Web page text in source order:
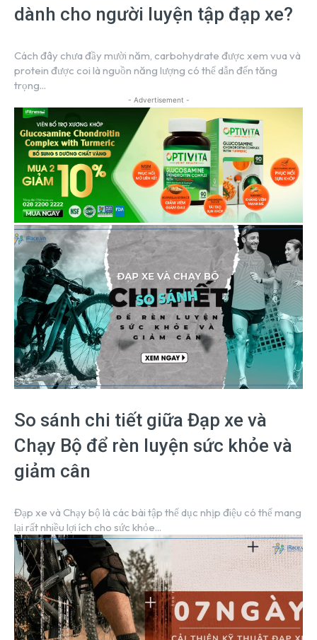
dành cho người luyện tập đạp xe?
Cách đây chưa đầy mười năm, carbohydrate được xem vua và
protein được coi là nguồn năng lượng có thể dẫn đến tăng
trọng...
- Advertisement -
So sánh chi tiết giữa Đạp xe và
Chạy Bộ để rèn luyện sức khỏe và
giảm cân
Đạp xe và Chạy bộ là các bài tập thể dục nhịp điệu có thể mang
lại rất nhiều lợi ích cho sức khỏe...